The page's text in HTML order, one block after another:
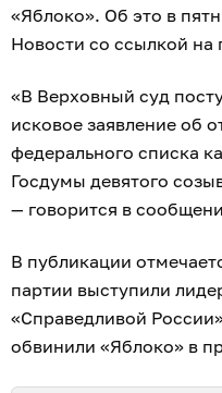
«Яблоко». Об это в
Новости со ссылкой на
«В Верховный суд
исковое заявление об
федерального списка
Госдумы девятого
— говорится в
В публикации
партии выступили
«Справедливой
обвинили «Яблоко» в